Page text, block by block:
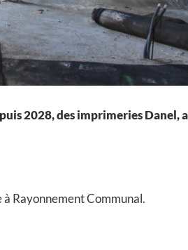
2028, des imprimeries Danel,
Rayonnement Communal.